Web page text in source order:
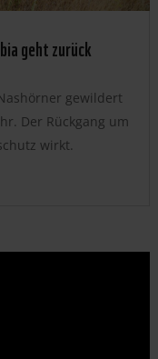
geht zurück
gewildert
Der Rückgang um
wirkt.